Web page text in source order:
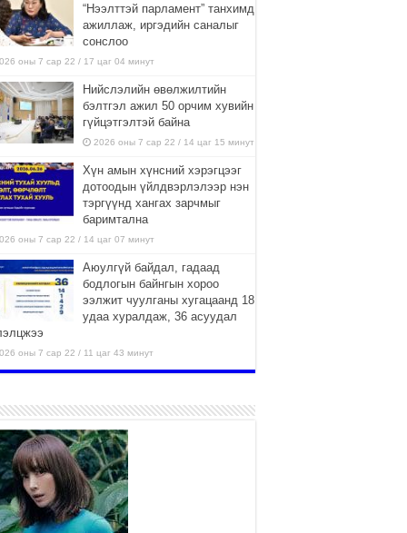
“Нээлттэй парламент” танхимд
ажиллаж, иргэдийн саналыг
сонслоо
оны 7 сар 22 / 17 цаг 04 минут
Нийслэлийн өвөлжилтийн
бэлтгэл ажил 50 орчим хувийн
гүйцэтгэлтэй байна
2026 оны 7 сар 22 / 14 цаг 15 минут
Хүн амын хүнсний хэрэгцээг
дотоодын үйлдвэрлэлээр нэн
тэргүүнд хангах зарчмыг
баримтална
оны 7 сар 22 / 14 цаг 07 минут
Аюулгүй байдал, гадаад
бодлогын байнгын хороо
ээлжит чуулганы хугацаанд 18
удаа хуралдаж, 36 асуудал
оны 7 сар 22 / 11 цаг 43 минут
боломжтой-Хүүхэд хөгжүүлэх
төв” байгуулах төсөлд төр,
хэвшлийн түншлэлийн хүрээнд хамтран
урьж байна
оны 7 сар 22 / 9 цаг 28 минут
Б.Пүрэвдагва: “Урт цагаан”-ыг
залуучууд чөлөөт цагаа